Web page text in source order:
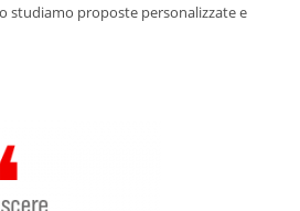
studiamo proposte personalizzate e